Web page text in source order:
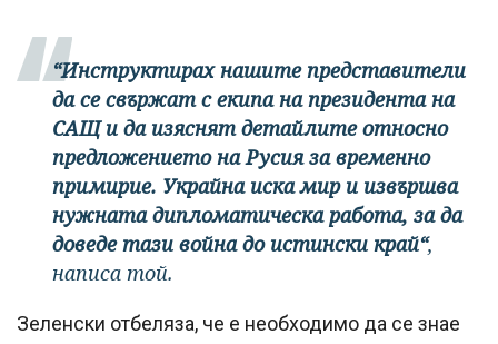
“Инструктирах нашите представители
да се свържат с екипа на президента на
САЩ и да изяснят детайлите относно
предложението на Русия за временно
примирие. Украйна иска мир и извършва
нужната дипломатическа работа, за да
доведе тази война до истински край“,
написа той.
Зеленски отбеляза, че е необходимо да се знае